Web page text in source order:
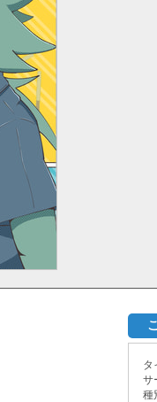
タ
サ
種